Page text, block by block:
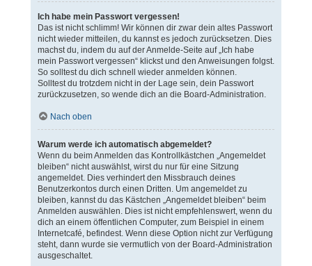
Ich habe mein Passwort vergessen!
Das ist nicht schlimm! Wir können dir zwar dein altes Passwort
nicht wieder mitteilen, du kannst es jedoch zurücksetzen. Dies
machst du, indem du auf der Anmelde-Seite auf „Ich habe
mein Passwort vergessen“ klickst und den Anweisungen folgst.
So solltest du dich schnell wieder anmelden können.
Solltest du trotzdem nicht in der Lage sein, dein Passwort
zurückzusetzen, so wende dich an die Board-Administration.
Nach oben
Warum werde ich automatisch abgemeldet?
Wenn du beim Anmelden das Kontrollkästchen „Angemeldet
bleiben“ nicht auswählst, wirst du nur für eine Sitzung
angemeldet. Dies verhindert den Missbrauch deines
Benutzerkontos durch einen Dritten. Um angemeldet zu
bleiben, kannst du das Kästchen „Angemeldet bleiben“ beim
Anmelden auswählen. Dies ist nicht empfehlenswert, wenn du
dich an einem öffentlichen Computer, zum Beispiel in einem
Internetcafé, befindest. Wenn diese Option nicht zur Verfügung
steht, dann wurde sie vermutlich von der Board-Administration
ausgeschaltet.